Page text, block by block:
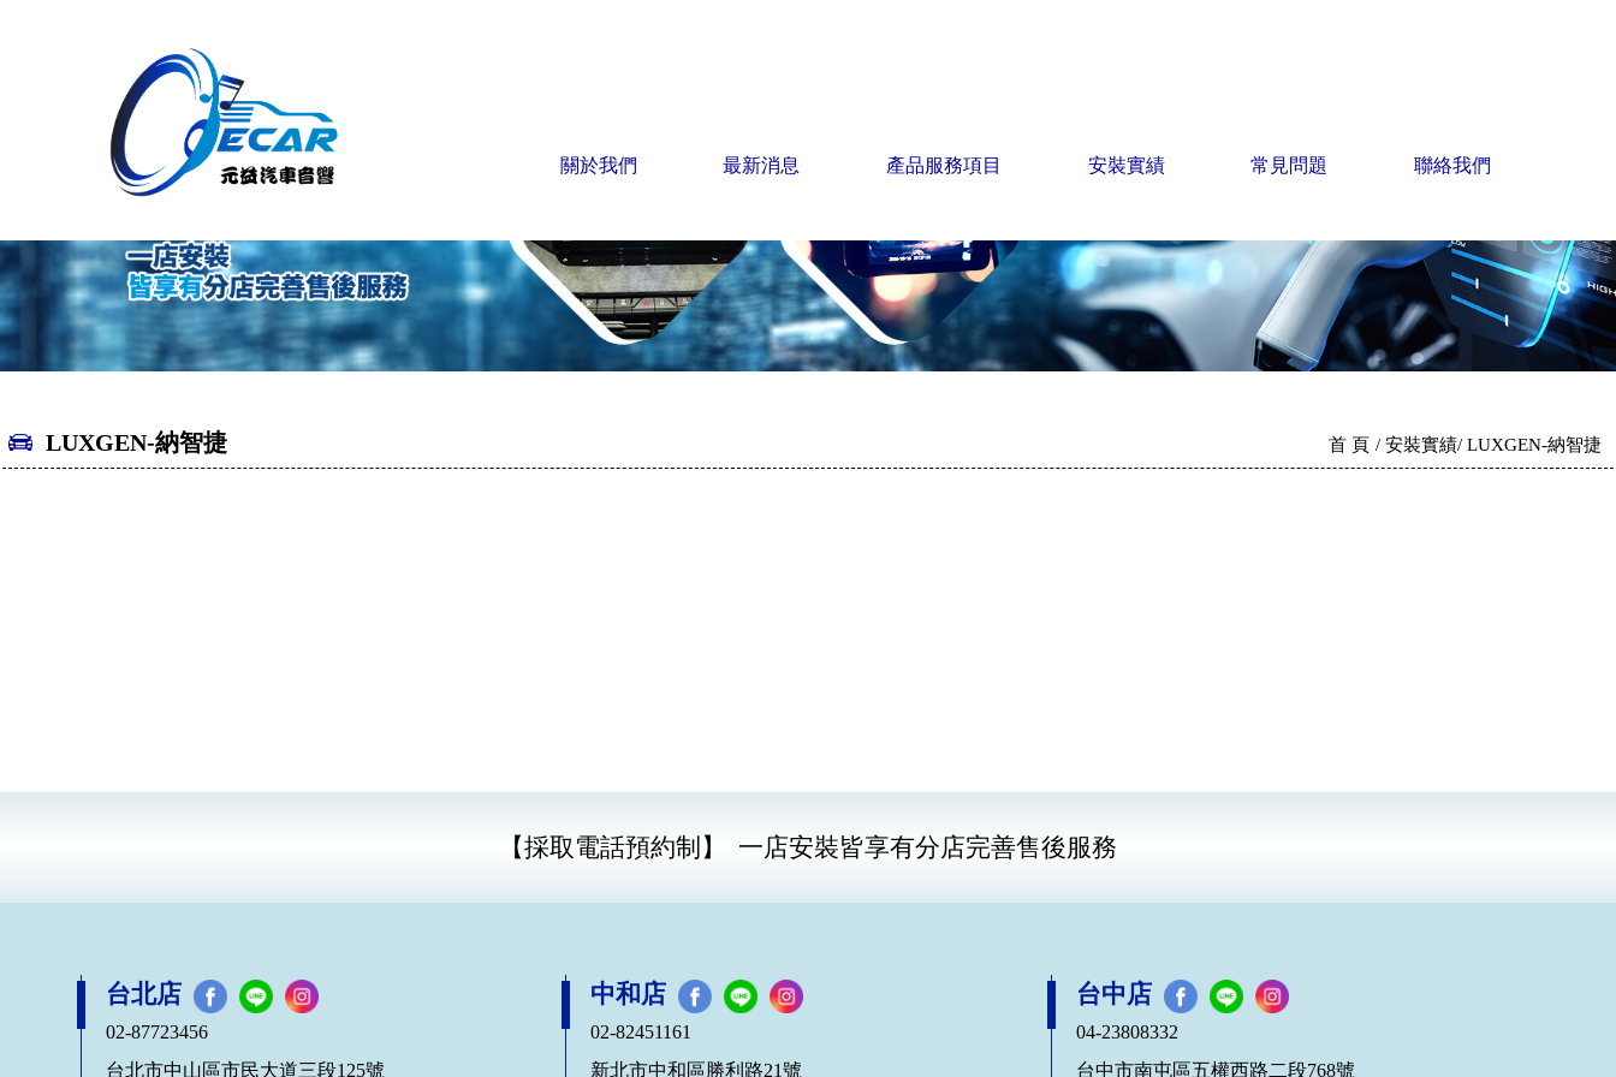
關於我們 最新消息 產品服務項目 安裝實績 常見問題 聯絡我們
LUXGEN-納智捷 首 頁 安裝實績 LUXGEN-納智捷
【採取電話預約制】 一店安裝皆享有分店完善售後服務
台北店
02-87723456
台北市中山區市民大道三段125號
中和店
02-82451161
新北市中和區勝利路21號
台中店
04-23808332
台中市南屯區五權西路二段768號